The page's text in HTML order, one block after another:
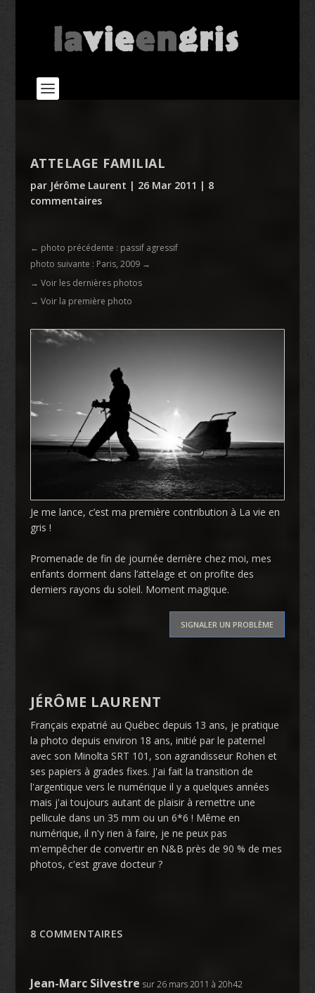
ATTELAGE FAMILIAL
par Jérôme Laurent | 26 Mar 2011 | 8
commentaires
← photo précédente : passif agressif
photo suivante : Paris, 2009→
→ Voir les dernières photos
→ Voir la première photo
Je me lance, c’est ma première contribution à La vie en
gris !
Promenade de fin de journée derrière chez moi, mes
enfants dorment dans l’attelage et on profite des
derniers rayons du soleil. Moment magique.
SIGNALER UN PROBLÈME
JÉRÔME LAURENT
Français expatrié au Québec depuis 13 ans, je pratique
la photo depuis environ 18 ans, initié par le paternel
avec son Minolta SRT 101, son agrandisseur Rohen et
ses papiers à grades fixes. J'ai fait la transition de
l'argentique vers le numérique il y a quelques années
mais j'ai toujours autant de plaisir à remettre une
pellicule dans un 35 mm ou un 6*6 ! Même en
numérique, il n'y rien à faire, je ne peux pas
m'empêcher de convertir en N&B près de 90 % de mes
photos, c'est grave docteur ?
8 COMMENTAIRES
Jean-Marc Silvestre sur 26 mars 2011 à 20h42